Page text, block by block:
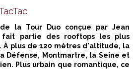
la Tour Duo conçue par Jean
fait partie des rooftops les plus
À plus de 120 mètres d'altitude, la
Défense, Montmartre, la Seine et
Plus urbain que romantique, ce